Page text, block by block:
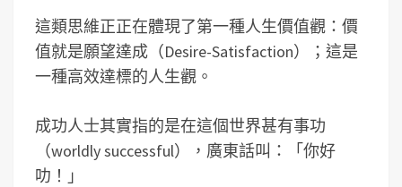
這類思維正正在體現了第一種人生價值觀：價
值就是願望達成（Desire-Satisfaction）；這是
一種高效達標的人生觀。
成功人士其實指的是在這個世界甚有事功
（worldly successful），廣東話叫：「你好
叻！」